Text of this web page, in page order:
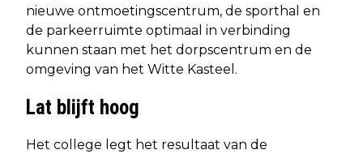
nieuwe ontmoetingscentrum, de sporthal en
de parkeerruimte optimaal in verbinding
kunnen staan met het dorpscentrum en de
omgeving van het Witte Kasteel.
Lat blijft hoog
Het college legt het resultaat van de